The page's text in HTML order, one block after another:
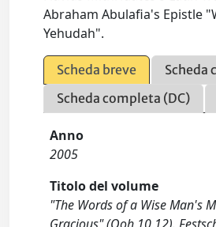
Abraham Abulafia's Epistle
Yehudah".
Scheda breve
Scheda
Scheda completa (DC)
Anno
2005
Titolo del volume
"The Words of a Wise Man's